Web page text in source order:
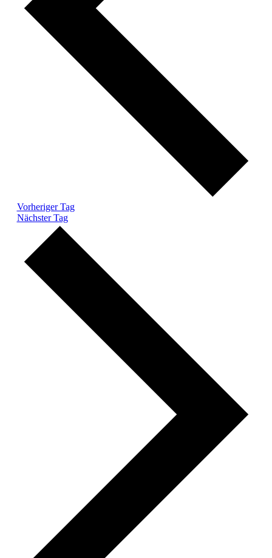
Vorheriger Tag
Nächster Tag